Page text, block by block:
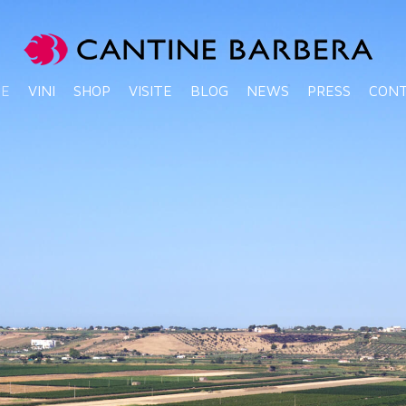
VINI SHOP VISITE BLOG NEWS PRESS